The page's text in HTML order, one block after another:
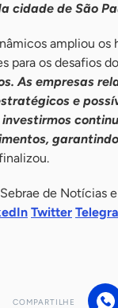
cidade de São
ampliou os
para os desafios
As empresas
e
de Notícias e
Twitter
COMPARTILHE